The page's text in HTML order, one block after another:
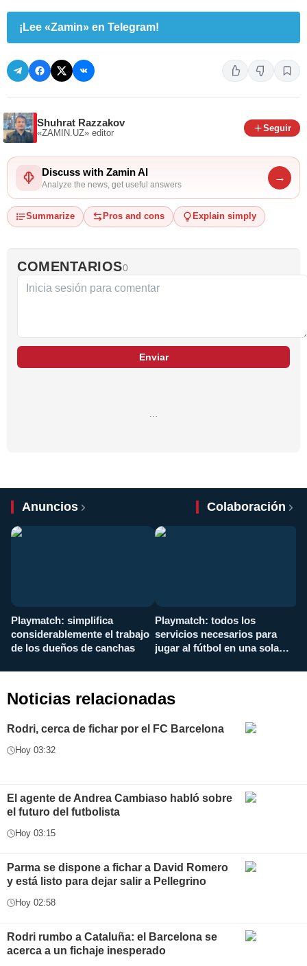
¡Lee «Zamin» en Telegram!
Shuhrat Razzakov
«ZAMIN.UZ» editor
Seguir
Discuss with Zamin AI
Analyze the news, get useful answers
→
Summarize Pros and cons Explain simply
COMENTARIOS0
Enviar
…
Anuncios Colaboración
Playmatch: simplifica
considerablemente el trabajo
de los dueños de canchas
Playmatch: todos los
servicios necesarios para
jugar al fútbol en una sola
Noticias relacionadas
Rodri, cerca de fichar por el FC Barcelona
Hoy 03:32
El agente de Andrea Cambiaso habló sobre
el futuro del futbolista
Hoy 03:15
Parma se dispone a fichar a David Romero
y está listo para dejar salir a Pellegrino
Hoy 02:58
Rodri rumbo a Cataluña: el Barcelona se
acerca a un fichaje inesperado